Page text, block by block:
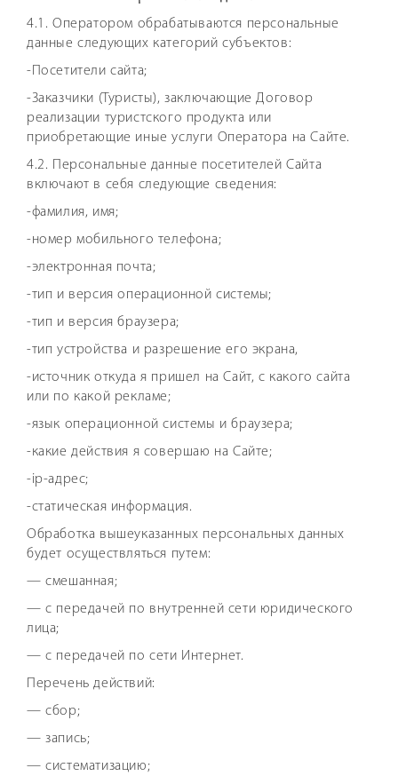
4.1. Оператором обрабатываются персональные
данные следующих категорий субъектов:
-Посетители сайта;
-Заказчики (Туристы), заключающие Договор
реализации туристского продукта или
приобретающие иные услуги Оператора на Сайте.
4.2. Персональные данные посетителей Сайта
включают в себя следующие сведения:
-фамилия, имя;
-номер мобильного телефона;
-электронная почта;
-тип и версия операционной системы;
-тип и версия браузера;
-тип устройства и разрешение его экрана,
-источник откуда я пришел на Сайт, с какого сайта
или по какой рекламе;
-язык операционной системы и браузера;
-какие действия я совершаю на Сайте;
-ip-адрес;
-статическая информация.
Обработка вышеуказанных персональных данных
будет осуществляться путем:
— смешанная;
— с передачей по внутренней сети юридического
лица;
— с передачей по сети Интернет.
Перечень действий:
— сбор;
— запись;
— систематизацию;